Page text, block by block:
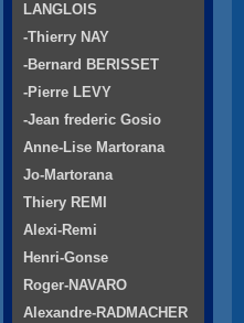
LANGLOIS
-Thierry NAY
-Bernard BERISSET
-Pierre LEVY
-Jean frederic Gosio
Anne-Lise Martorana
Jo-Martorana
Thiery REMI
Alexi-Remi
Henri-Gonse
Roger-NAVARO
Alexandre-RADMACHER